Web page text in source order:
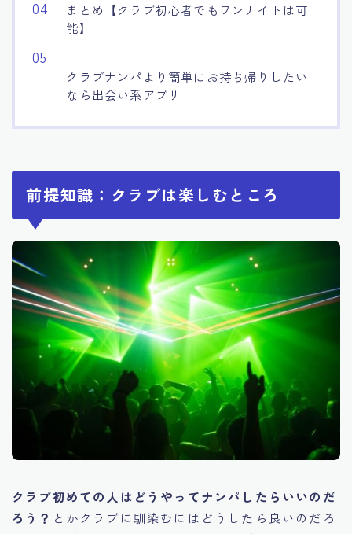
まとめ【クラブ初心者でもワンナイトは可
能】
クラブナンパより簡単にお持ち帰りしたい
なら出会い系アプリ
前提知識：クラブは楽しむところ
クラブ初めての人はどうやってナンパしたらいいのだ
ろう？ とかクラブに馴染むにはどうしたら良いのだろ